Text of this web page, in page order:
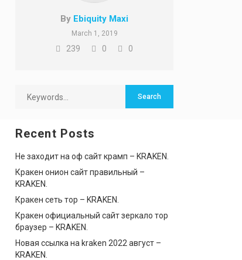
By Ebiquity Maxi
March 1, 2019
239 0 0
Recent Posts
Не заходит на оф сайт крамп – KRAKEN.
Кракен онион сайт правильный –
KRAKEN.
Кракен сеть тор – KRAKEN.
Кракен официальный сайт зеркало тор
браузер – KRAKEN.
Новая ссылка на kraken 2022 август –
KRAKEN.